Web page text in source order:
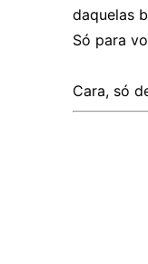
daquelas
Só para
Cara, só